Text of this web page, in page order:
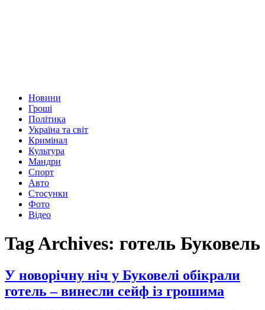
Новини
Гроші
Політика
Україна та світ
Кримінал
Культура
Мандри
Спорт
Авто
Стосунки
Фото
Відео
Tag Archives: готель Буковель
У новорічну ніч у Буковелі обікрали
готель – винесли сейф із грошима